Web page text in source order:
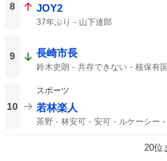
8 JOY2
37年ぶり 山下達郎
9 長崎市長
鈴木史朗 共存できない 核保有国
核兵器禁止条約
10
スポーツ
若林楽人
茶野 林安可 安可 ルケーシー
20位